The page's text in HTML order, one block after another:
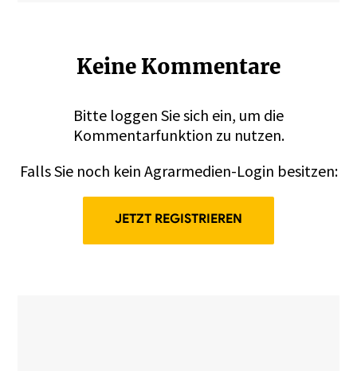
Keine Kommentare
Bitte loggen Sie sich ein, um die
Kommentarfunktion zu nutzen.
Falls Sie noch kein Agrarmedien-Login besitzen:
JETZT REGISTRIEREN